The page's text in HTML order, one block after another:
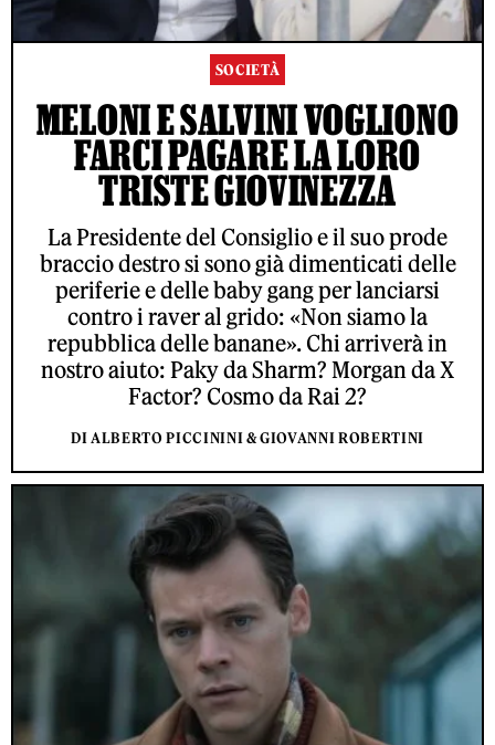
SOCIETÀ
MELONI E SALVINI VOGLIONO
FARCI PAGARE LA LORO
TRISTE GIOVINEZZA
La Presidente del Consiglio e il suo prode
braccio destro si sono già dimenticati delle
periferie e delle baby gang per lanciarsi
contro i raver al grido: «Non siamo la
repubblica delle banane». Chi arriverà in
nostro aiuto: Paky da Sharm? Morgan da X
Factor? Cosmo da Rai 2?
DI ALBERTO PICCININI & GIOVANNI ROBERTINI